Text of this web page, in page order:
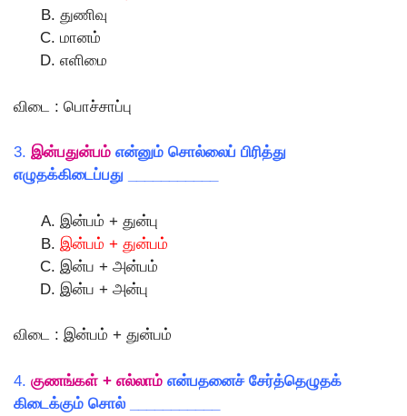
துணிவு
மானம்
எளிமை
விடை : பொச்சாப்பு
3. இன்பதுன்பம் என்னும் சொல்லைப் பிரித்து
எழுதக்கிடைப்பது ___________
இன்பம் + துன்பு
இன்பம் + துன்பம்
இன்ப + அன்பம்
இன்ப + அன்பு
விடை : இன்பம் + துன்பம்
4. குணங்கள் + எல்லாம் என்பதனைச் சேர்த்தெழுதக்
கிடைக்கும் சொல் ___________